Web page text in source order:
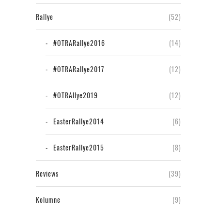
Rallye (52)
#OTRARallye2016 (14)
#OTRARallye2017 (12)
#OTRAllye2019 (12)
EasterRallye2014 (6)
EasterRallye2015 (8)
Reviews (39)
Kolumne (9)